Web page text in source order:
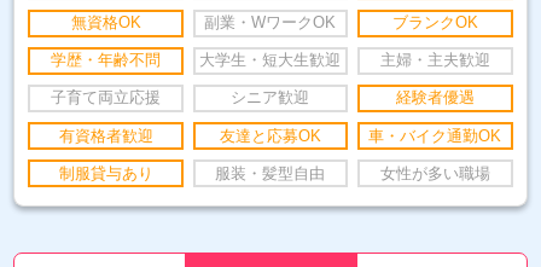
無資格OK 副業・WワークOK ブランクOK
学歴・年齢不問 大学生・短大生歓迎 主婦・主夫歓迎
子育て両立応援 シニア歓迎 経験者優遇
有資格者歓迎 友達と応募OK 車・バイク通勤OK
制服貸与あり 服装・髪型自由 女性が多い職場